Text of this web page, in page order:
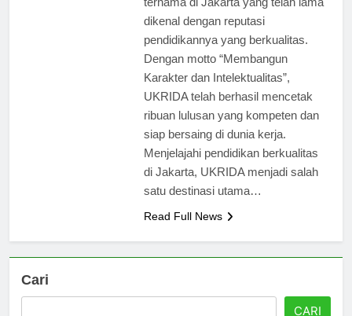
ternama di Jakarta yang telah lama
dikenal dengan reputasi
pendidikannya yang berkualitas.
Dengan motto “Membangun
Karakter dan Intelektualitas”,
UKRIDA telah berhasil mencetak
ribuan lulusan yang kompeten dan
siap bersaing di dunia kerja.
Menjelajahi pendidikan berkualitas
di Jakarta, UKRIDA menjadi salah
Cari